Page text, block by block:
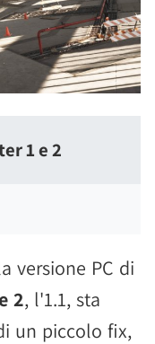
1 e 2
versione PC di
2, l'1.1, sta
un piccolo fix,